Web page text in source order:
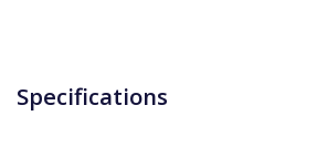
Specifications